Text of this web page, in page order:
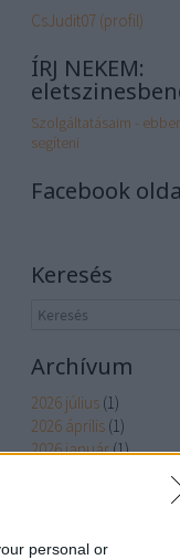
personal or
CsJudit07 (profil)
ÍRJ NEKEM:
Szolgáltatásaim -
segíteni
Facebook
Keresés
Archívum
2026 július (1)
2026 április (1)
2026 január(1)
2025 január